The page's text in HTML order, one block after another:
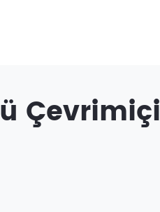
Çevrimiçi